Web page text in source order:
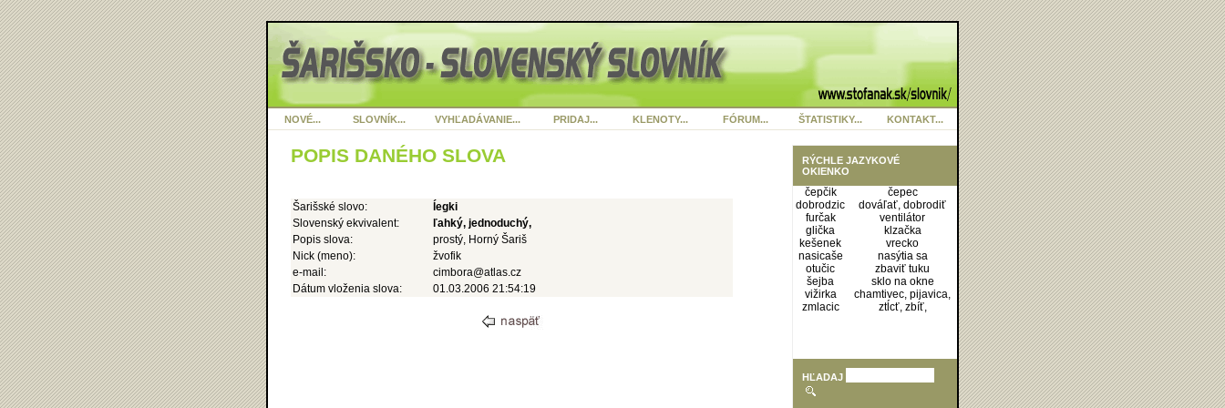
NOVÉ... SLOVNÍK... VYHĽADÁVANIE... PRIDAJ... KLENOTY... FÓRUM... ŠTATISTIKY... KONTAKT...
RÝCHLE JAZYKOVÉ
OKIENKO
čepčik
čepec
dobrodzic
dováľať, dobrodiť
furčak
ventilátor
glička
klzačka
kešenek
vrecko
nasicaše
nasýtia sa
otučic
zbaviť tuku
šejba
sklo na okne
vižirka
chamtivec, pijavica,
zmlacic
ztĺcť, zbíť,
HĽADAJ
POPIS DANÉHO SLOVA
Šarišské slovo:
ĺegki
Slovenský ekvivalent:
ľahký, jednoduchý,
Popis slova:
prostý, Horný Šariš
Nick (meno):
žvofik
e-mail:
cimbora@atlas.cz
Dátum vloženia slova:
01.03.2006 21:54:19